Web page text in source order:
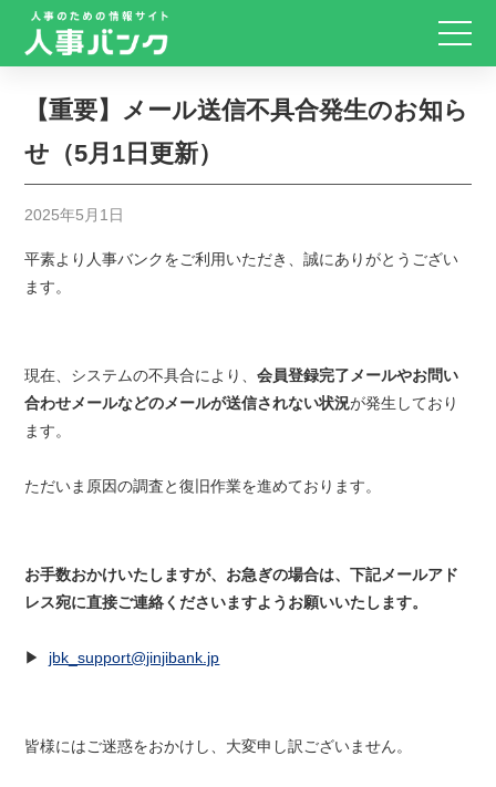
【重要】メール送信不具合発生のお知ら
せ（5月1日更新）
2025年5月1日
平素より人事バンクをご利用いただき、誠にありがとうござい
ます。
現在、システムの不具合により、会員登録完了メールやお問い
合わせメールなどのメールが送信されない状況が発生しており
ます。
ただいま原因の調査と復旧作業を進めております。
お手数おかけいたしますが、お急ぎの場合は、下記メールアド
レス宛に直接ご連絡くださいますようお願いいたします。
▶ jbk_support@jinjibank.jp
皆様にはご迷惑をおかけし、大変申し訳ございません。